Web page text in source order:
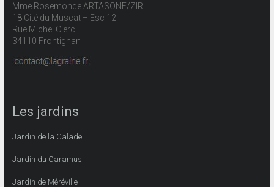
Mme Rosemonde ARTASONE/ZIRI
18 Cité du Muscat – Esc 12
Rue Michel Clerc
34110 Frontignan
Les jardins
Jardin de la Calade
Jardin du Caramus
Jardin de Méréville